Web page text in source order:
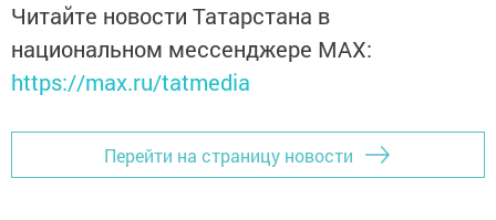
Читайте новости Татарстана в
национальном мессенджере MАХ:
https://max.ru/tatmedia
Перейти на страницу новости